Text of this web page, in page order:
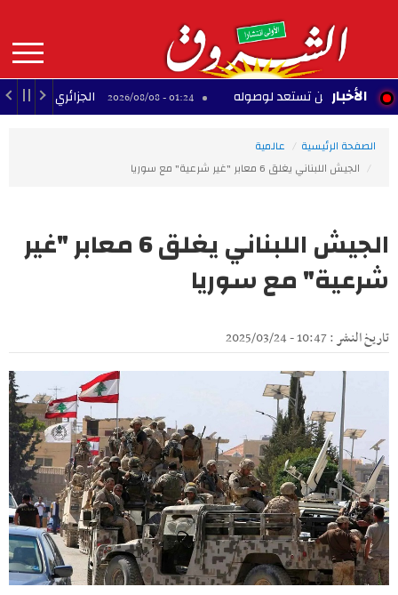
contenu
principal
MAIN
NAVIGATION الأخبار
والصين تستعد لوصوله 01:24 - 2026/08/08 الجزائري إسماعيل بن
الصفحة الرئيسية
عالمية
الجيش اللبناني يغلق 6 معابر "غير شرعية" مع سوريا
الجيش اللبناني يغلق 6 معابر "غير
شرعية" مع سوريا
تاريخ النشر : 10:47 - 2025/03/24